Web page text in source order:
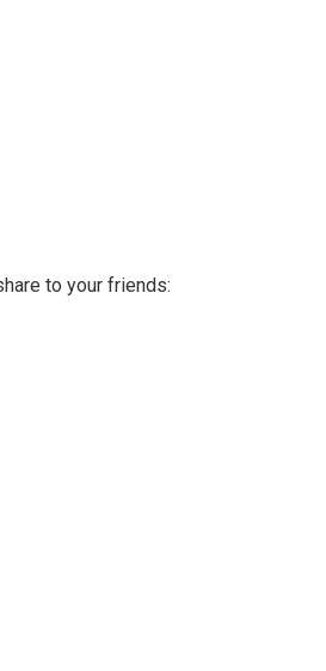
to your friends: